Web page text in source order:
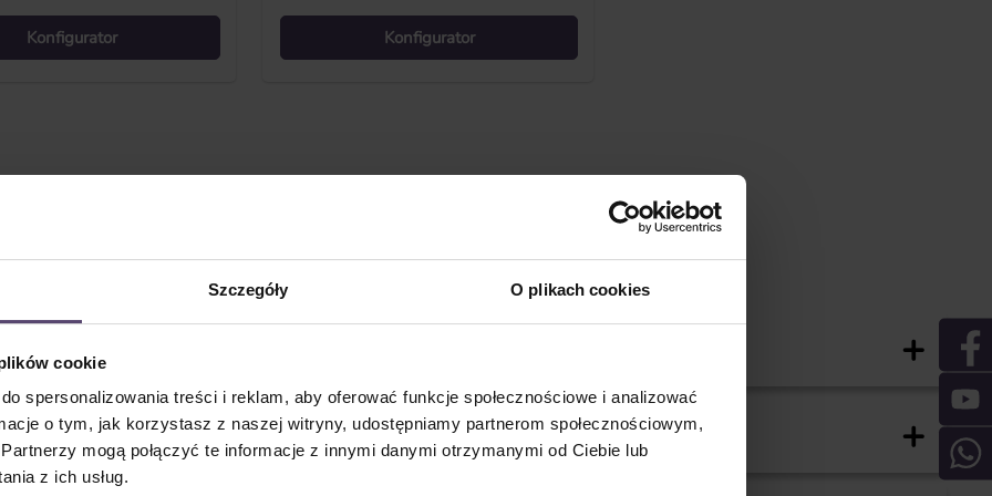
Szczegóły O plikach cookies
cookie
spersonalizowania treści i reklam, aby oferować funkcje społecznościowe i analizować
o tym, jak korzystasz z naszej witryny, udostępniamy partnerom społecznościowym,
mogą połączyć te informacje z innymi danymi otrzymanymi od Ciebie lub
z ich usług.
Konfigurator Konfigurator
okiennych. W związku z tym, maxirole stosowane są głównie w obszarze komercyjnym, na przykład w biurach,
do funkcjonalnej ochrony przed słońcem lub wzrokiem. Ponadto nadają się również w budynkach mieszkalnych do
i materiału. Ponadto występują z kasetą i bez kasety oraz z prowadzeniem bocznym i bez prowadzenia bocznego.